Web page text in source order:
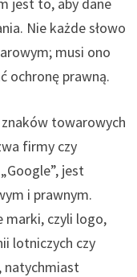
Nie każde słowo
musi ono
ochronę prawną.
towarowych
firmy czy
jest
i prawnym.
marki, czyli logo,
lotniczych czy
natychmiast